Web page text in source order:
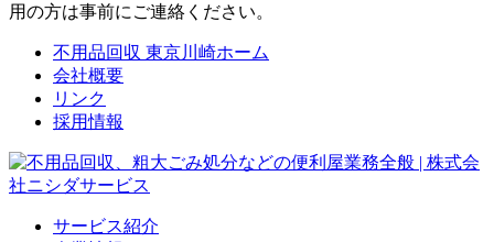
用の方は事前にご連絡ください。
不用品回収 東京川崎ホーム
会社概要
リンク
採用情報
サービス紹介